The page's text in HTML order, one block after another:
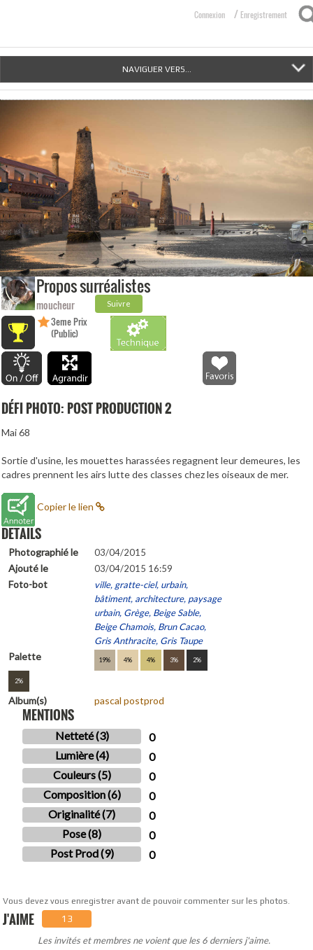
Connexion / Enregistrement
NAVIGUER VERS...
Propos surréalistes
moucheur Suivre
3eme Prix
(Public)
DÉFI PHOTO: POST PRODUCTION 2
Mai 68
Sortie d'usine, les mouettes harassées regagnent leur demeures, les
cadres prennent les airs lutte des classes chez les oiseaux de mer.
Copier le lien
DETAILS
Photographié le 03/04/2015
Ajouté le 03/04/2015 16:59
Foto-bot
ville, gratte-ciel, urbain,
bâtiment, architecture, paysage
urbain, Grège, Beige Sable,
Beige Chamois, Brun Cacao,
Gris Anthracite, Gris Taupe
Palette 19% 4% 4% 3% 2%
2%
Album(s) pascal postprod
MENTIONS
Netteté (3)
0
Lumière (4)
0
Couleurs (5)
0
Composition (6)
0
Originalité (7)
0
Pose (8)
0
Post Prod (9)
0
Vous devez vous enregistrer avant de pouvoir commenter sur les photos.
J'AIME 13
Les invités et membres ne voient que les 6 derniers j'aime.